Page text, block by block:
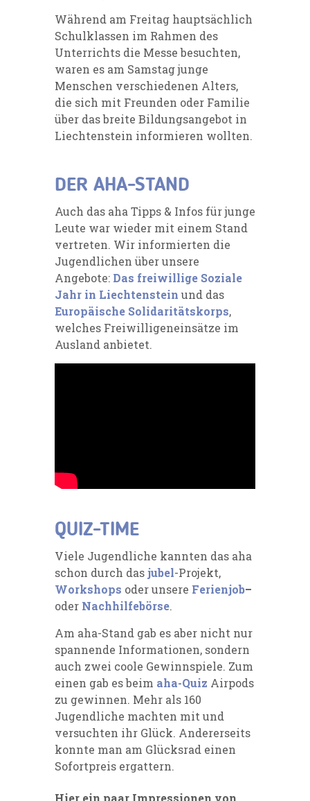
Während am Freitag hauptsächlich
Schulklassen im Rahmen des
Unterrichts die Messe besuchten,
waren es am Samstag junge
Menschen verschiedenen Alters,
die sich mit Freunden oder Familie
über das breite Bildungsangebot in
Liechtenstein informieren wollten.
DER AHA-STAND
Auch das aha Tipps & Infos für junge
Leute war wieder mit einem Stand
vertreten. Wir informierten die
Jugendlichen über unsere
Angebote: Das freiwillige Soziale
Jahr in Liechtenstein und das
Europäische Solidaritätskorps,
welches Freiwilligeneinsätze im
Ausland anbietet.
QUIZ-TIME
Viele Jugendliche kannten das aha
schon durch dasjubel-Projekt,
Workshops oder unsere Ferienjob–
oder Nachhilfebörse.
Am aha-Stand gab es aber nicht nur
spannende Informationen, sondern
auch zwei coole Gewinnspiele. Zum
einen gab es beim aha-Quiz Airpods
zu gewinnen. Mehr als 160
Jugendliche machten mit und
versuchten ihr Glück. Andererseits
konnte man am Glücksrad einen
Sofortpreis ergattern.
Hier ein paar Impressionen von